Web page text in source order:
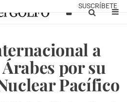
SUSCRÍBETE
a
por su
Pacífico